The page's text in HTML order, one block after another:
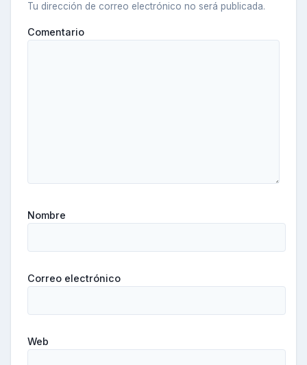
Tu dirección de correo electrónico no será publicada.
Comentario
Nombre
Correo electrónico
Web